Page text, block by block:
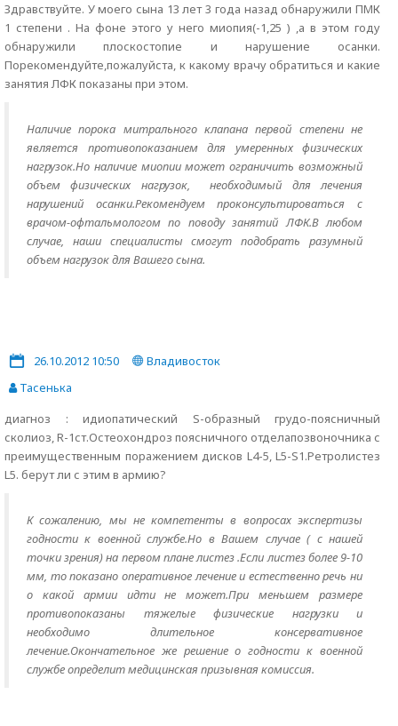
Здравствуйте. У моего сына 13 лет 3 года назад обнаружили ПМК
1 степени . На фоне этого у него миопия(-1,25 ) ,а в этом году
обнаружили плоскостопие и нарушение осанки.
Порекомендуйте,пожалуйста, к какому врачу обратиться и какие
занятия ЛФК показаны при этом.
Наличие порока митрального клапана первой степени не
является противопоказанием для умеренных физических
нагрузок.Но наличие миопии может ограничить возможный
объем физических нагрузок, необходимый для лечения
нарушений осанки.Рекомендуем проконсультироваться с
врачом-офтальмологом по поводу занятий ЛФК.В любом
случае, наши специалисты смогут подобрать разумный
объем нагрузок для Вашего сына.
26.10.2012 10:50
Владивосток
Тасенька
диагноз : идиопатический S-образный грудо-поясничный
сколиоз, R-1ст.Остеохондроз поясничного отделапозвоночника с
преимущественным поражением дисков L4-5, L5-S1.Ретролистез
L5. берут ли с этим в армию?
К сожалению, мы не компетенты в вопросах экспертизы
годности к военной службе.Но в Вашем случае ( с нашей
точки зрения) на первом плане листез .Если листез более 9-10
мм, то показано оперативное лечение и естественно речь ни
о какой армии идти не может.При меньшем размере
противопоказаны тяжелые физические нагрузки и
необходимо длительное консервативное
лечение.Окончательное же решение о годности к военной
службе определит медицинская призывная комиссия.